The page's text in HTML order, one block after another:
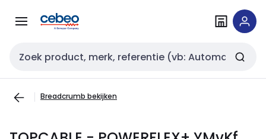
naar
naar
Zoekveld invoer
Breadcrumb bekijken